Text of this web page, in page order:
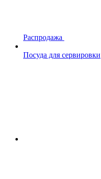
Распродажа
Посуда для сервировки